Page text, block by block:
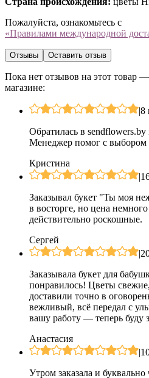
Пожалуйста, ознакомьтесь с
«Правилами международной
Отзывы Оставить отзыв
Пока нет отзывов на этот товар
магазине:
|8
Обратилась в
Менеджер помог с выбором
Кристина
|
Заказывал букет "Ты моя
в восторге, но цена
действительно роскошные.
Сергей
|
Заказывала букет для
понравилось! Цветы
доставили точно в
вежливый, всё передал с
вашу работу — теперь буду
Анастасия
|
Утром заказала и